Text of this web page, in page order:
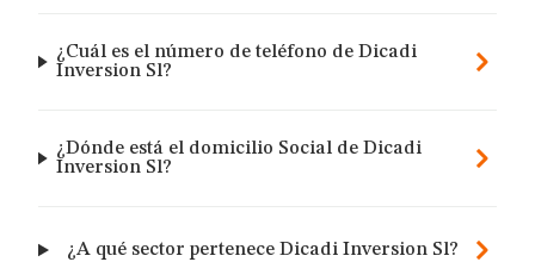
¿Cuál es el número de teléfono de Dicadi
Inversion Sl?
¿Dónde está el domicilio Social de Dicadi
Inversion Sl?
¿A qué sector pertenece Dicadi Inversion Sl?